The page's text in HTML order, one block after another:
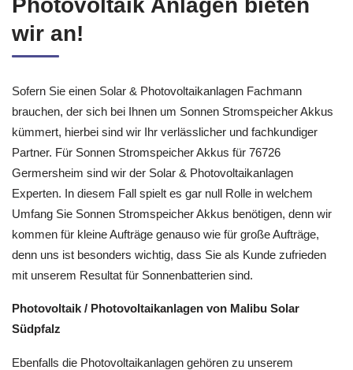
wir an!
Sofern Sie einen Solar & Photovoltaikanlagen Fachmann
brauchen, der sich bei Ihnen um Sonnen Stromspeicher Akkus
kümmert, hierbei sind wir Ihr verlässlicher und fachkundiger
Partner. Für Sonnen Stromspeicher Akkus für 76726
Germersheim sind wir der Solar & Photovoltaikanlagen
Experten. In diesem Fall spielt es gar null Rolle in welchem
Umfang Sie Sonnen Stromspeicher Akkus benötigen, denn wir
kommen für kleine Aufträge genauso wie für große Aufträge,
denn uns ist besonders wichtig, dass Sie als Kunde zufrieden
mit unserem Resultat für Sonnenbatterien sind.
Photovoltaik / Photovoltaikanlagen von Malibu Solar
Südpfalz
Ebenfalls die Photovoltaikanlagen gehören zu unserem